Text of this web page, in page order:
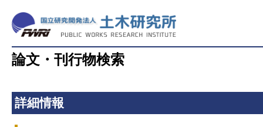
論文・刊行物検索
詳細情報